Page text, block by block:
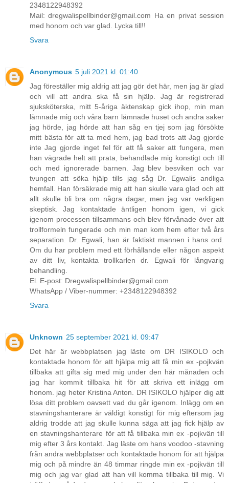
2348122948392
Mail: dregwalispellbinder@gmail.com Ha en privat session
med honom och var glad. Lycka till!!
Svara
Anonymous 5 juli 2021 kl. 01:40
Jag föreställer mig aldrig att jag gör det här, men jag är glad
och vill att andra ska få sin hjälp. Jag är registrerad
sjuksköterska, mitt 5-åriga äktenskap gick ihop, min man
lämnade mig och våra barn lämnade huset och andra saker
jag hörde, jag hörde att han såg en tjej som jag försökte
mitt bästa för att ta med hem, jag bad trots att Jag gjorde
inte Jag gjorde inget fel för att få saker att fungera, men
han vägrade helt att prata, behandlade mig konstigt och till
och med ignorerade barnen. Jag blev besviken och var
tvungen att söka hjälp tills jag såg Dr. Egwalis andliga
hemfall. Han försäkrade mig att han skulle vara glad och att
allt skulle bli bra om några dagar, men jag var verkligen
skeptisk. Jag kontaktade äntligen honom igen, vi gick
igenom processen tillsammans och blev förvånade över att
trollformeln fungerade och min man kom hem efter två års
separation. Dr. Egwali, han är faktiskt mannen i hans ord.
Om du har problem med ett förhållande eller någon aspekt
av ditt liv, kontakta trollkarlen dr. Egwali för långvarig
behandling.
El. E-post: Dregwalispellbinder@gmail.com
WhatsApp / Viber-nummer: +2348122948392
Svara
Unknown 25 september 2021 kl. 09:47
Det här är webbplatsen jag läste om DR ISIKOLO och
kontaktade honom för att hjälpa mig att få min ex -pojkvän
tillbaka att gifta sig med mig under den här månaden och
jag har kommit tillbaka hit för att skriva ett inlägg om
honom. jag heter Kristina Anton. DR ISIKOLO hjälper dig att
lösa ditt problem oavsett vad du går igenom. Inlägg om en
stavningshanterare är väldigt konstigt för mig eftersom jag
aldrig trodde att jag skulle kunna säga att jag fick hjälp av
en stavningshanterare för att få tillbaka min ex -pojkvän till
mig efter 3 års kontakt. Jag läste om hans voodoo -stavning
från andra webbplatser och kontaktade honom för att hjälpa
mig och på mindre än 48 timmar ringde min ex -pojkvän till
mig och jag var glad att han vill komma tillbaka till mig. Vi